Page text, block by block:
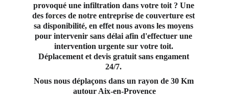
provoqué une infiltration dans votre toit ? Une
des forces de notre entreprise de couverture est
sa disponibilité, en effet nous avons les moyens
pour intervenir sans délai afin d'effectuer une
intervention urgente sur votre toit.
Déplacement et devis gratuit sans engament
24/7.
Nous nous déplaçons dans un rayon de 30 Km
autour Aix-en-Provence